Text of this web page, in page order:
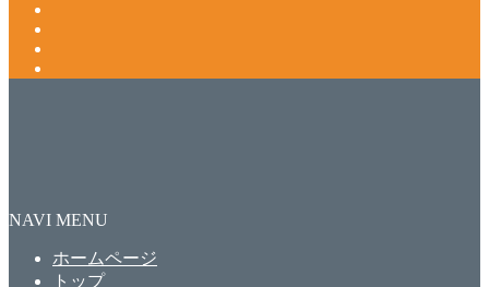
NAVI MENU
ホームページ
トップ